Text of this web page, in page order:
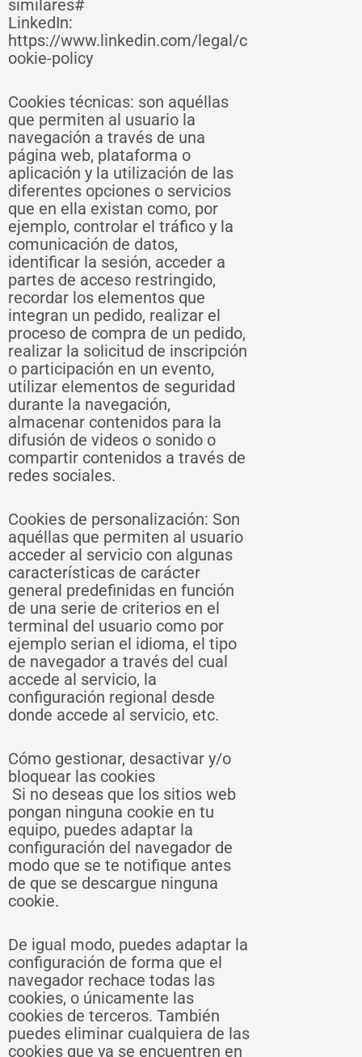
similares#
LinkedIn:
https://www.linkedin.com/legal/c
ookie-policy
Cookies técnicas: son aquéllas
que permiten al usuario la
navegación a través de una
página web, plataforma o
aplicación y la utilización de las
diferentes opciones o servicios
que en ella existan como, por
ejemplo, controlar el tráfico y la
comunicación de datos,
identificar la sesión, acceder a
partes de acceso restringido,
recordar los elementos que
integran un pedido, realizar el
proceso de compra de un pedido,
realizar la solicitud de inscripción
o participación en un evento,
utilizar elementos de seguridad
durante la navegación,
almacenar contenidos para la
difusión de videos o sonido o
compartir contenidos a través de
redes sociales.
Cookies de personalización: Son
aquéllas que permiten al usuario
acceder al servicio con algunas
características de carácter
general predefinidas en función
de una serie de criterios en el
terminal del usuario como por
ejemplo serian el idioma, el tipo
de navegador a través del cual
accede al servicio, la
configuración regional desde
donde accede al servicio, etc.
Cómo gestionar, desactivar y/o
bloquear las cookies
Si no deseas que los sitios web
pongan ninguna cookie en tu
equipo, puedes adaptar la
configuración del navegador de
modo que se te notifique antes
de que se descargue ninguna
cookie.
De igual modo, puedes adaptar la
configuración de forma que el
navegador rechace todas las
cookies, o únicamente las
cookies de terceros. También
puedes eliminar cualquiera de las
cookies que ya se encuentren en